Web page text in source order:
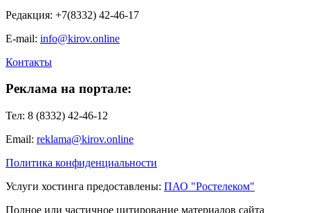
Редакция: +7(8332) 42-46-17
E-mail: info@kirov.online
Контакты
Реклама на портале:
Тел: 8 (8332) 42-46-12
Email: reklama@kirov.online
Политика конфиденциальности
Услуги хостинга предоставлены: ПАО "Ростелеком"
Полное или частичное цитирование материалов сайта